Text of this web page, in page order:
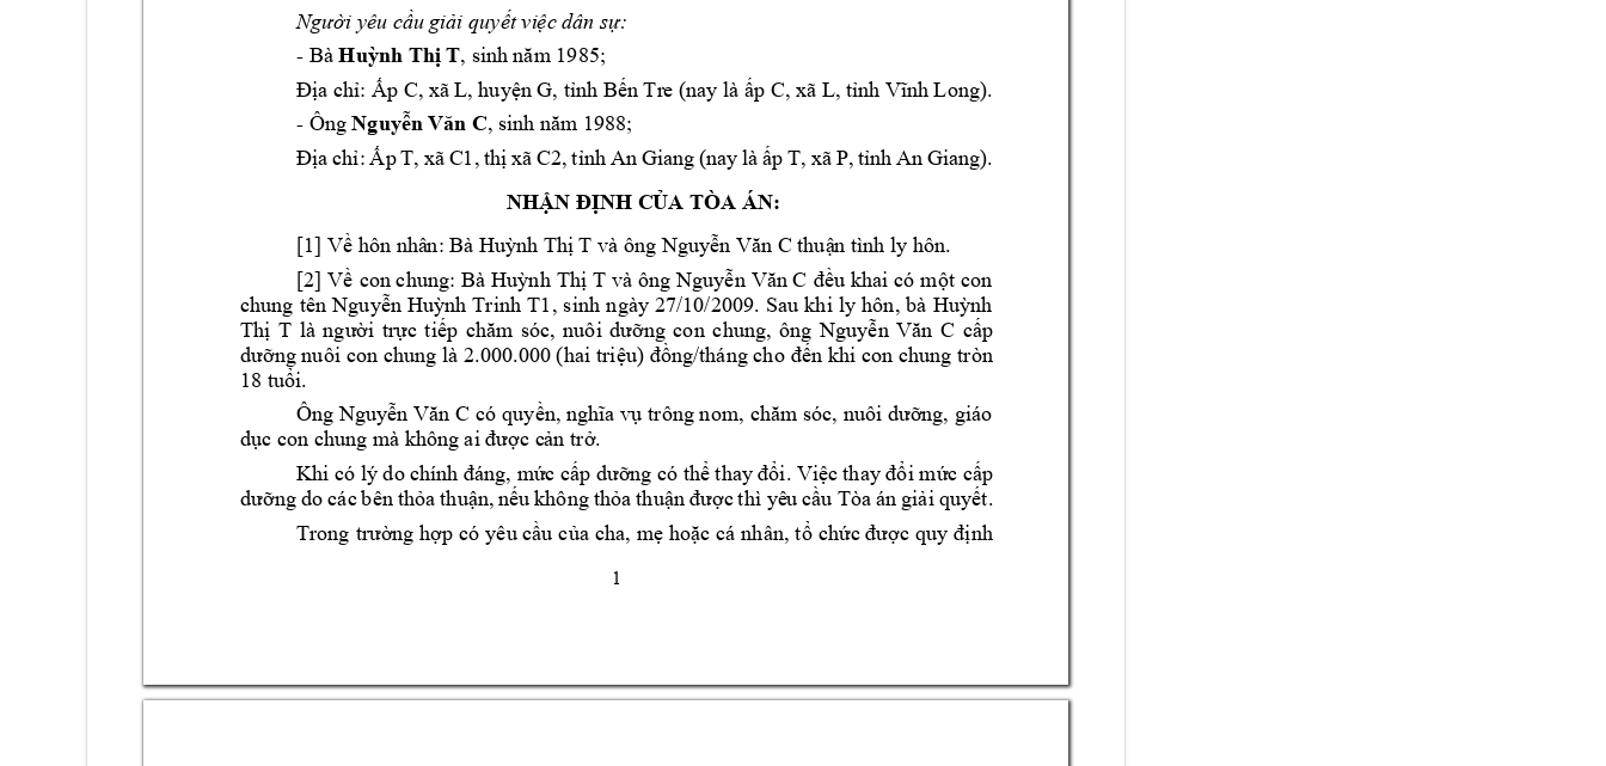
1
Người yêu cầu giải quyết việc dân sự:
- Bà Huỳnh Thị T, sinh năm 1985;
Địa chỉ: Ấp C, xã L, huyện G, tỉnh Bến Tre (nay là ấp C, xã L, tỉnh Vĩnh Long).
- Ông Nguyễn Văn C, sinh năm 1988;
Địa chỉ: Ấp T, xã C1, thị xã C2, tỉnh An Giang (nay là ấp T, xã P, tỉnh An Giang).
NHẬN ĐỊNH CỦA TÒA ÁN:
[1] Về hôn nhân: Bà Huỳnh Thị T và ông Nguyễn Văn C thuận tình ly hôn.
[2] Về con chung: Bà Huỳnh Thị T và ông Nguyễn Văn C đều khai có một con
chung tên Nguyễn Huỳnh Trinh T1, sinh ngày 27/10/2009. Sau khi ly hôn, bà Huỳnh
Thị T là người trực tiếp chăm sóc, nuôi dưỡng con chung, ông Nguyễn Văn C cấp
dưỡng nuôi con chung là 2.000.000 (hai triệu) đồng/tháng cho đến khi con chung tròn
18 tuổi.
Ông Nguyễn Văn C có quyền, nghĩa vụ trông nom, chăm sóc, nuôi dưỡng, giáo
dục con chung mà không ai được cản trở.
Khi có lý do chính đáng, mức cấp dưỡng có thể thay đổi. Việc thay đổi mức cấp
dưỡng do các bên thỏa thuận, nếu không thỏa thuận được thì yêu cầu Tòa án giải quyết.
Trong trường hợp có yêu cầu của cha, mẹ hoặc cá nhân, tổ chức được quy định